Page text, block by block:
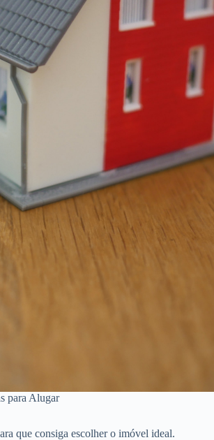
para Alugar
que consiga escolher o imóvel ideal.